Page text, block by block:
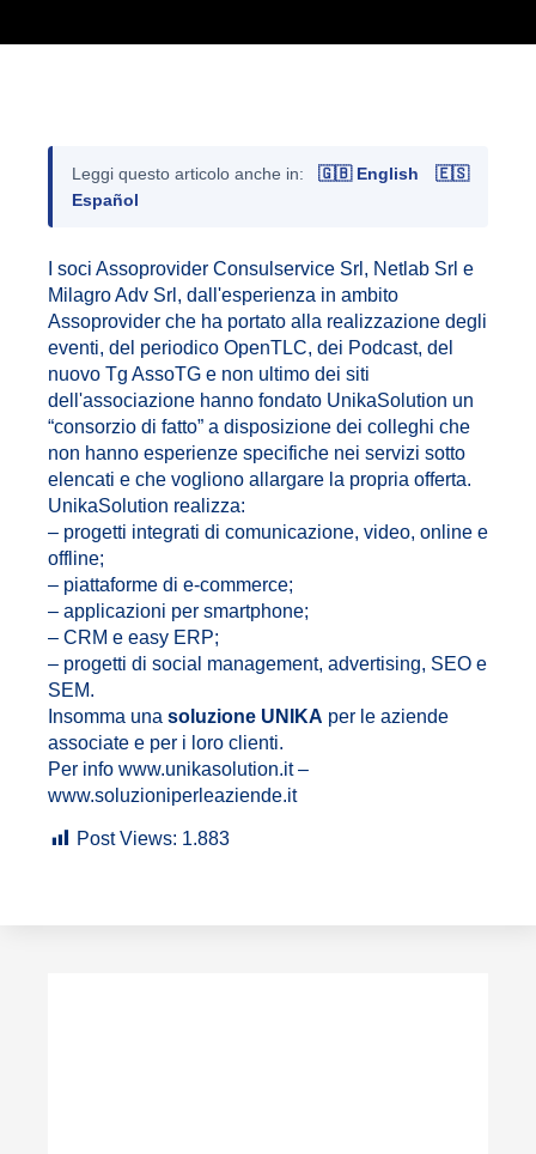
Leggi questo articolo anche in: 🇬🇧 English
🇪🇸
Español
I soci Assoprovider Consulservice Srl, Netlab Srl e
Milagro Adv Srl, dall'esperienza in ambito
Assoprovider che ha portato alla realizzazione degli
eventi, del periodico OpenTLC, dei Podcast, del
nuovo Tg AssoTG e non ultimo dei siti
dell'associazione hanno fondato UnikaSolution un
“consorzio di fatto” a disposizione dei colleghi che
non hanno esperienze specifiche nei servizi sotto
elencati e che vogliono allargare la propria offerta.
UnikaSolution realizza:
– progetti integrati di comunicazione, video, online e
offline;
– piattaforme di e-commerce;
– applicazioni per smartphone;
– CRM e easy ERP;
– progetti di social management, advertising, SEO e
SEM.
Insomma una soluzione UNIKA per le aziende
associate e per i loro clienti.
Per info www.unikasolution.it –
www.soluzioniperleaziende.it
Post Views: 1.883